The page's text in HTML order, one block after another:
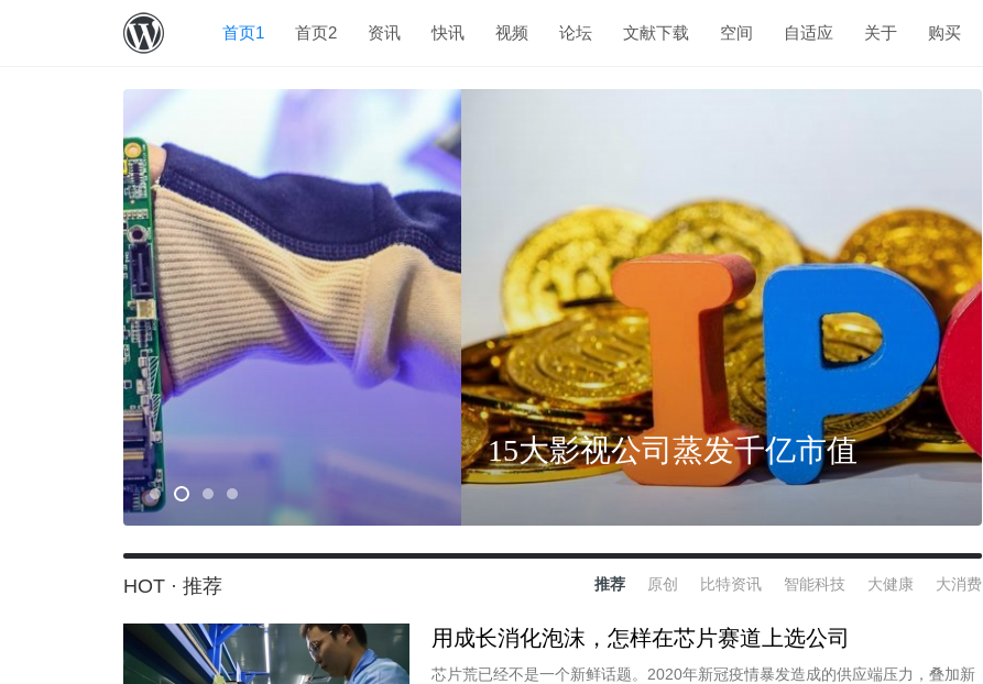
首页1 首页2 资讯 快讯 视频 论坛 文献下载 空间 自适应 关于 购买
15大影视公司蒸发千亿市值
HOT · 推荐 推荐 原创 比特资讯 智能科技 大健康 大消费
用成长消化泡沫，怎样在芯片赛道上选公司
芯片荒已经不是一个新鲜话题。2020年新冠疫情暴发造成的供应端压力，叠加新